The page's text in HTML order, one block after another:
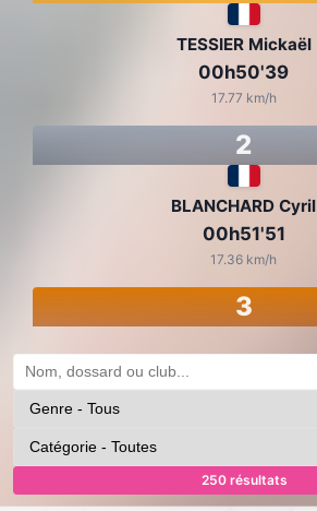
TESSIER Mickaël
00h50'39
17.77 km/h
2
BLANCHARD Cyril
00h51'51
17.36 km/h
3
250 résultats